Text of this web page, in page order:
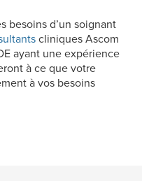
besoins d’un soignant
cliniques Ascom
ayant une expérience
à ce que votre
à vos besoins